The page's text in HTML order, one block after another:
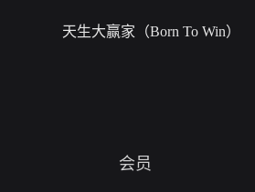
天生大赢家（Born To Win）
会员